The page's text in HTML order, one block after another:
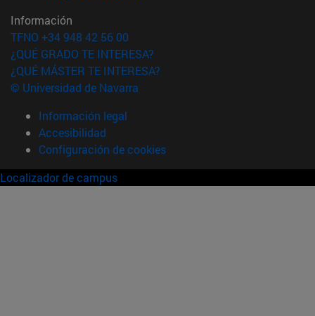
Información
TFNO +34 948 42 56 00
¿QUÉ GRADO TE INTERESA?
¿QUÉ MÁSTER TE INTERESA?
© Universidad de Navarra
Información legal
Accesibilidad
Configuración de cookies
Localizador de campus